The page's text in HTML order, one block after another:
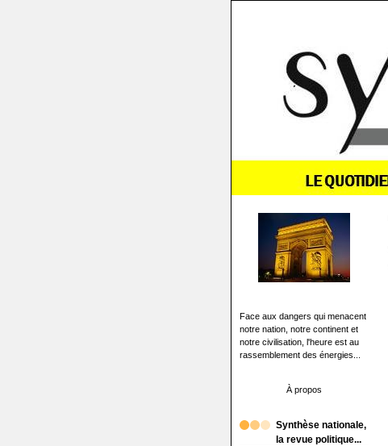
Face aux dangers qui menacent
notre nation, notre continent et
notre civilisation, l'heure est au
rassemblement des énergies...
À propos
Synthèse nationale,
la revue politique...